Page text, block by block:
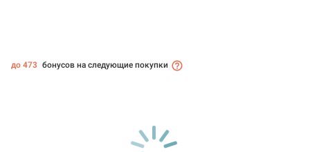
до 473 бонусов на следующие покупки